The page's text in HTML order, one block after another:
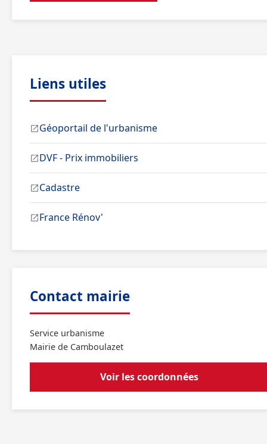
Liens utiles
Géoportail de l'urbanisme
DVF - Prix immobiliers
Cadastre
France Rénov'
Contact mairie
Service urbanisme
Mairie de Camboulazet
Voir les coordonnées